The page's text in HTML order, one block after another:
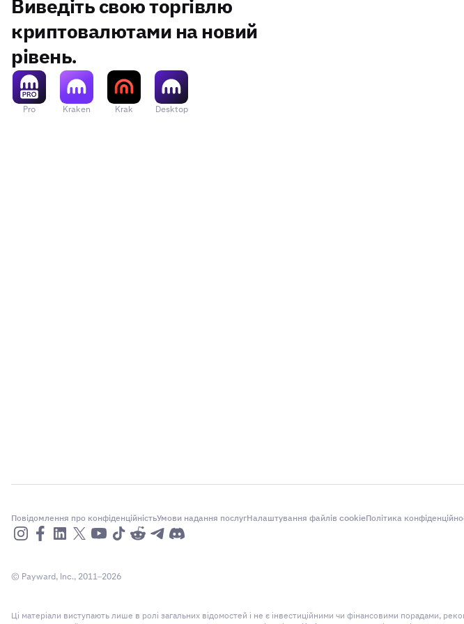
Виведіть свою торгівлю
криптовалютами на новий
рівень.
Pro Kraken Krak Desktop
Повідомлення про конфіденційністьУмови надання послугНалаштування файлів cookieПолітика
© Payward, Inc., 2011–2026
Ці матеріали виступають лише в ролі загальних відомостей і не є інвестиційними чи фінансовими порадами,